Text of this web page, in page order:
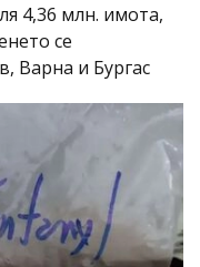
4,36 млн. имота,
се
Варна и Бургас